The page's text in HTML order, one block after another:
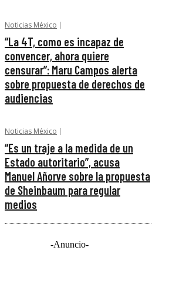
Noticias México
“La 4T, como es incapaz de
convencer, ahora quiere
censurar”: Maru Campos alerta
sobre propuesta de derechos de
audiencias
Noticias México
“Es un traje a la medida de un
Estado autoritario”, acusa
Manuel Añorve sobre la propuesta
de Sheinbaum para regular
medios
-Anuncio-